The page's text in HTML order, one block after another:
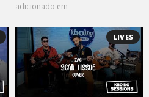
adicionado em
LIVES